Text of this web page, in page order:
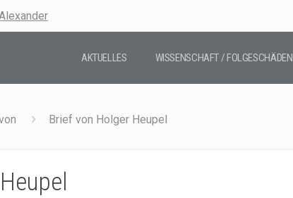
AKTUELLES WISSENSCHAFT / FOLGESCHÄDEN
Brief von Holger Heupel